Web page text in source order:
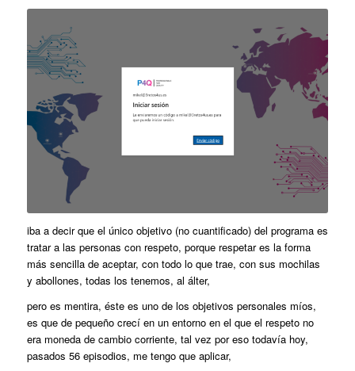
iba a decir que el único objetivo (no cuantificado) del programa es
tratar a las personas con respeto, porque respetar es la forma
más sencilla de aceptar, con todo lo que trae, con sus mochilas
y abollones, todas los tenemos, al álter,
pero es mentira, éste es uno de los objetivos personales míos,
es que de pequeño crecí en un entorno en el que el respeto no
era moneda de cambio corriente, tal vez por eso todavía hoy,
pasados 56 episodios, me tengo que aplicar,